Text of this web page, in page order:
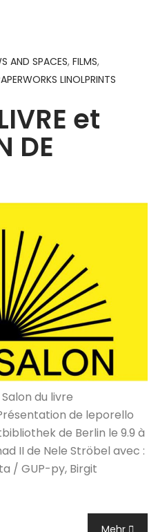
AND SPACES, FILMS,
LINOLPRINTS
et
DE
du livre
de leporello
de Berlin le 9.9 à
II de Nele Ströbel avec :
/ GUP-py, Birgit
Mehr